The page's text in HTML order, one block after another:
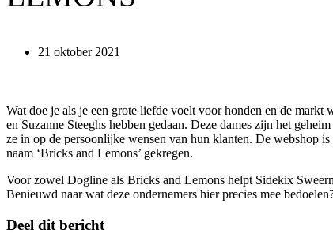
21 oktober 2021
Wat doe je als je een grote liefde voelt voor honden en de
en Suzanne Steeghs hebben gedaan. Deze dames zijn het
ze in op de persoonlijke wensen van hun klanten. De webshop
naam ‘Bricks and Lemons’ gekregen.
Voor zowel Dogline als Bricks and Lemons helpt Sidekix
Benieuwd naar wat deze ondernemers hier precies mee
Deel dit bericht